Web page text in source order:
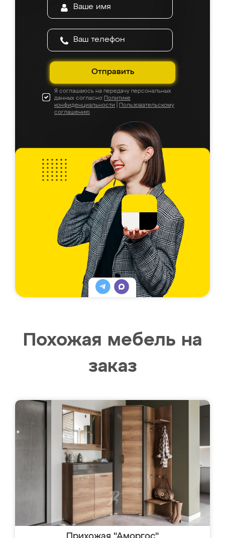
Отправить
Я соглашаюсь на передачу персональных
данных согласно Политике
конфиденциальности
Пользовательскому
соглашению
Похожая мебель на
заказ